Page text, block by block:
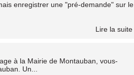
enregistrer une "pré-demande" sur le
Lire la suite
à la Mairie de Montauban, vous-
Un...